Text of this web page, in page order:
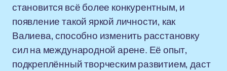
становится всё более конкурентным, и
появление такой яркой личности, как
Валиева, способно изменить расстановку
сил на международной арене. Её опыт,
подкреплённый творческим развитием, даст